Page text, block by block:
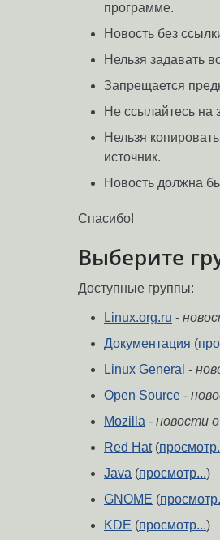
программе.
Новость без
Нельзя задавать
Запрещается
Не ссылайтесь на
Нельзя
источник.
Новость должна
Спасибо!
Выберите
Доступные группы:
Linux.org.ru -
Документация (
Linux General -
Open Source -
Mozilla - новости
Red Hat(
Java (просмотр...)
GNOME (
KDE (просмотр...)